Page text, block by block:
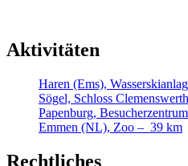
Aktivitäten
Haren (Ems),
Sögel, Schloss
Papenburg,
Emmen (NL), Zoo – 39 km
Rechtliches